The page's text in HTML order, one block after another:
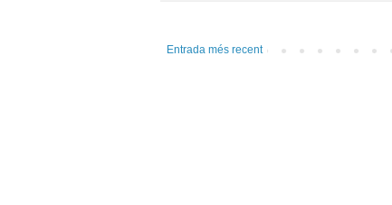
Entrada més recent